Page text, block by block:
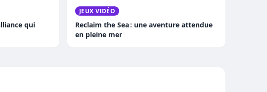
qui
JEUX VIDÉO
Reclaim the Sea : une aventure attendue
en pleine mer